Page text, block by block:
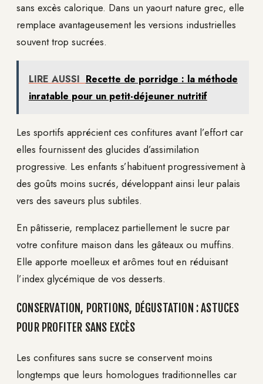
sans excès calorique. Dans un yaourt nature grec, elle
remplace avantageusement les versions industrielles
souvent trop sucrées.
LIRE AUSSI Recette de porridge : la méthode
inratable pour un petit-déjeuner nutritif
Les sportifs apprécient ces confitures avant l’effort car
elles fournissent des glucides d’assimilation
progressive. Les enfants s’habituent progressivement à
des goûts moins sucrés, développant ainsi leur palais
vers des saveurs plus subtiles.
En pâtisserie, remplacez partiellement le sucre par
votre confiture maison dans les gâteaux ou muffins.
Elle apporte moelleux et arômes tout en réduisant
l’index glycémique de vos desserts.
CONSERVATION, PORTIONS, DÉGUSTATION : ASTUCES
POUR PROFITER SANS EXCÈS
Les confitures sans sucre se conservent moins
longtemps que leurs homologues traditionnelles car